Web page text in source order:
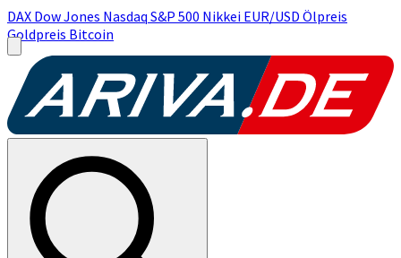
DAX Dow Jones Nasdaq S&P 500 Nikkei EUR/USD Ölpreis
Goldpreis Bitcoin